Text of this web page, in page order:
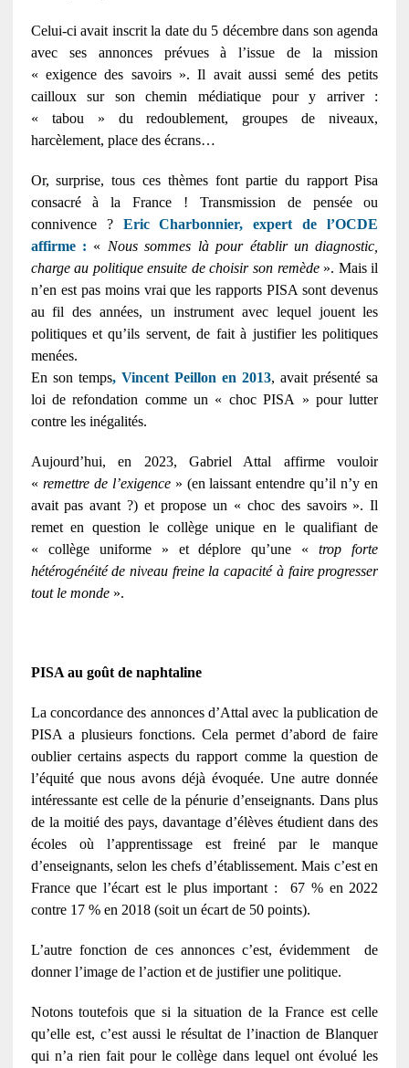
Celui-ci avait inscrit la date du 5 décembre dans son agenda
avec ses annonces prévues à l’issue de la mission
« exigence des savoirs ». Il avait aussi semé des petits
cailloux sur son chemin médiatique pour y arriver :
« tabou » du redoublement, groupes de niveaux,
harcèlement, place des écrans…
Or, surprise, tous ces thèmes font partie du rapport Pisa
consacré à la France ! Transmission de pensée ou
connivence ? Eric Charbonnier, expert de l’OCDE
affirme : « Nous sommes là pour établir un diagnostic,
charge au politique ensuite de choisir son remède». Mais il
n’en est pas moins vrai que les rapports PISA sont devenus
au fil des années, un instrument avec lequel jouent les
politiques et qu’ils servent, de fait à justifier les politiques
menées.
En son temps, Vincent Peillon en 2013, avait présenté sa
loi de refondation comme un « choc PISA » pour lutter
contre les inégalités.
Aujourd’hui, en 2023, Gabriel Attal affirme vouloir
« remettre de l’exigence » (en laissant entendre qu’il n’y en
avait pas avant ?) et propose un « choc des savoirs ». Il
remet en question le collège unique en le qualifiant de
« collège uniforme » et déplore qu’une «trop forte
hétérogénéité de niveau freine la capacité à faire progresser
tout le monde ».
PISA au goût de naphtaline
La concordance des annonces d’Attal avec la publication de
PISA a plusieurs fonctions. Cela permet d’abord de faire
oublier certains aspects du rapport comme la question de
l’équité que nous avons déjà évoquée. Une autre donnée
intéressante est celle de la pénurie d’enseignants. Dans plus
de la moitié des pays, davantage d’élèves étudient dans des
écoles où l’apprentissage est freiné par le manque
d’enseignants, selon les chefs d’établissement. Mais c’est en
France que l’écart est le plus important : 67 % en 2022
contre 17 % en 2018 (soit un écart de 50 points).
L’autre fonction de ces annonces c’est, évidemment de
donner l’image de l’action et de justifier une politique.
Notons toutefois que si la situation de la France est celle
qu’elle est, c’est aussi le résultat de l’inaction de Blanquer
qui n’a rien fait pour le collège dans lequel ont évolué les